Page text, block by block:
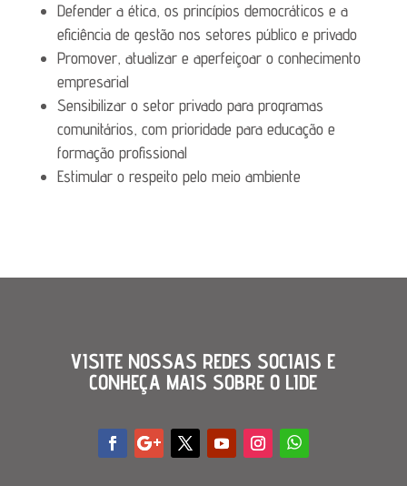
Defender a ética, os princípios democráticos e a
eficiência de gestão nos setores público e privado
Promover, atualizar e aperfeiçoar o conhecimento
empresarial
Sensibilizar o setor privado para programas
comunitários, com prioridade para educação e
formação profissional
Estimular o respeito pelo meio ambiente
VISITE NOSSAS REDES SOCIAIS E
CONHEÇA MAIS SOBRE O LIDE